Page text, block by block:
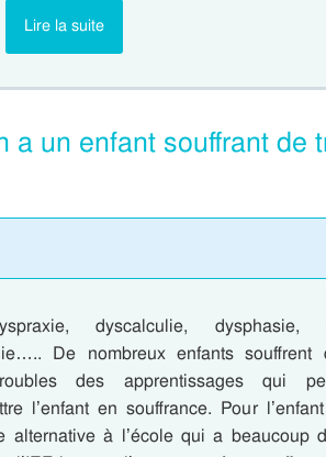
Lire la suite
a un enfant souffrant de
dyscalculie, dysphasie,
De nombreux enfants souffrent
des apprentissages qui
l’enfant en souffrance. Pour
alternative à l’école qui a beaucoup